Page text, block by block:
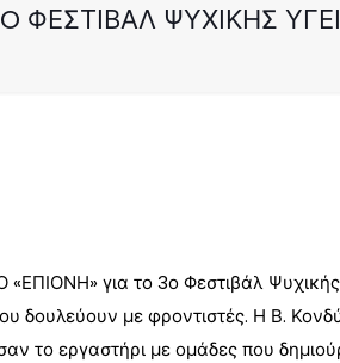
ΦΕΣΤΙΒΆΛ ΨΥΧΙΚΉΣ
για το 3ο Φεστιβάλ
δουλεύουν με φροντιστές. Η Β.
το εργαστήρι με ομάδες που